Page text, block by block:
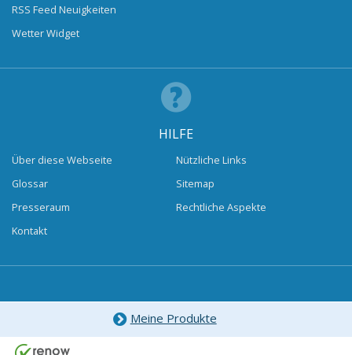
RSS Feed Neuigkeiten
Wetter Widget
HILFE
Über diese Webseite
Glossar
Presseraum
Kontakt
Nützliche Links
Sitemap
Rechtliche Aspekte
Meine Produkte